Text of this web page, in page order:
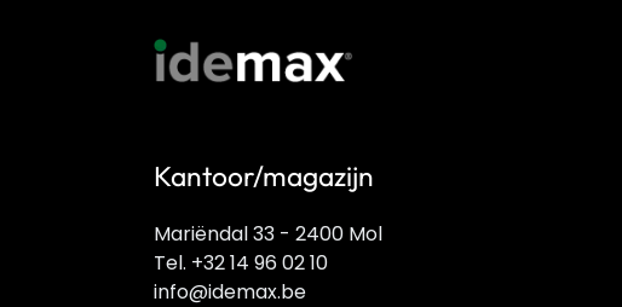
Kantoor/magazijn
Mariëndal 33 - 2400 Mol
Tel. +32 14 96 02 10
info@idemax.be